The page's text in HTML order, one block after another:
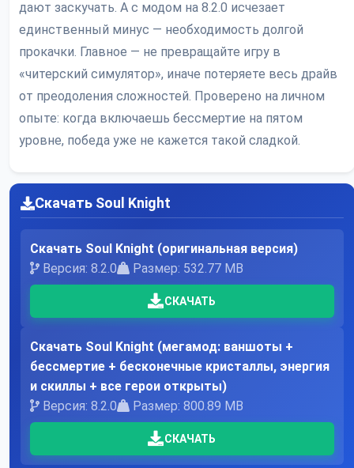
дают заскучать. А с модом на 8.2.0 исчезает
единственный минус — необходимость долгой
прокачки. Главное — не превращайте игру в
«читерский симулятор», иначе потеряете весь драйв
от преодоления сложностей. Проверено на личном
опыте: когда включаешь бессмертие на пятом
уровне, победа уже не кажется такой сладкой.
Скачать Soul Knight
Скачать Soul Knight (оригинальная версия)
Версия: 8.2.0
Размер: 532.77 MB
СКАЧАТЬ
Скачать Soul Knight (мегамод: ваншоты +
бессмертие + бесконечные кристаллы, энергия
и скиллы + все герои открыты)
Версия: 8.2.0
Размер: 800.89 MB
СКАЧАТЬ